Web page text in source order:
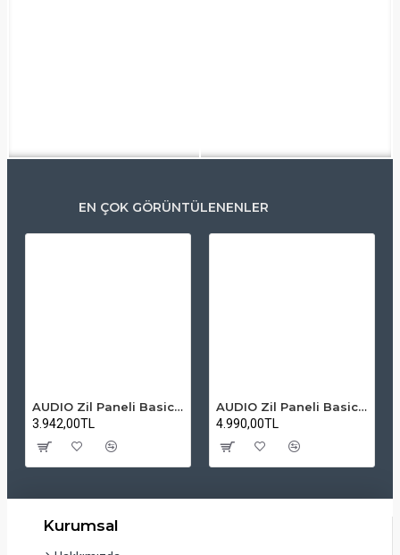
EN ÇOK GÖRÜNTÜLENENLER
AUDIO Zil Paneli Basic Hpli Çift Buton 14'lü Sesli Apartman Diafon Kapı Paneli
3.942,00TL
AUDIO Zil Paneli Basic Hpli Çift Buton 20'li Sesli Apartman Diafon Kapı Paneli
4.990,00TL
Kurumsal